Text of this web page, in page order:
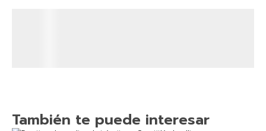
También te puede interesar